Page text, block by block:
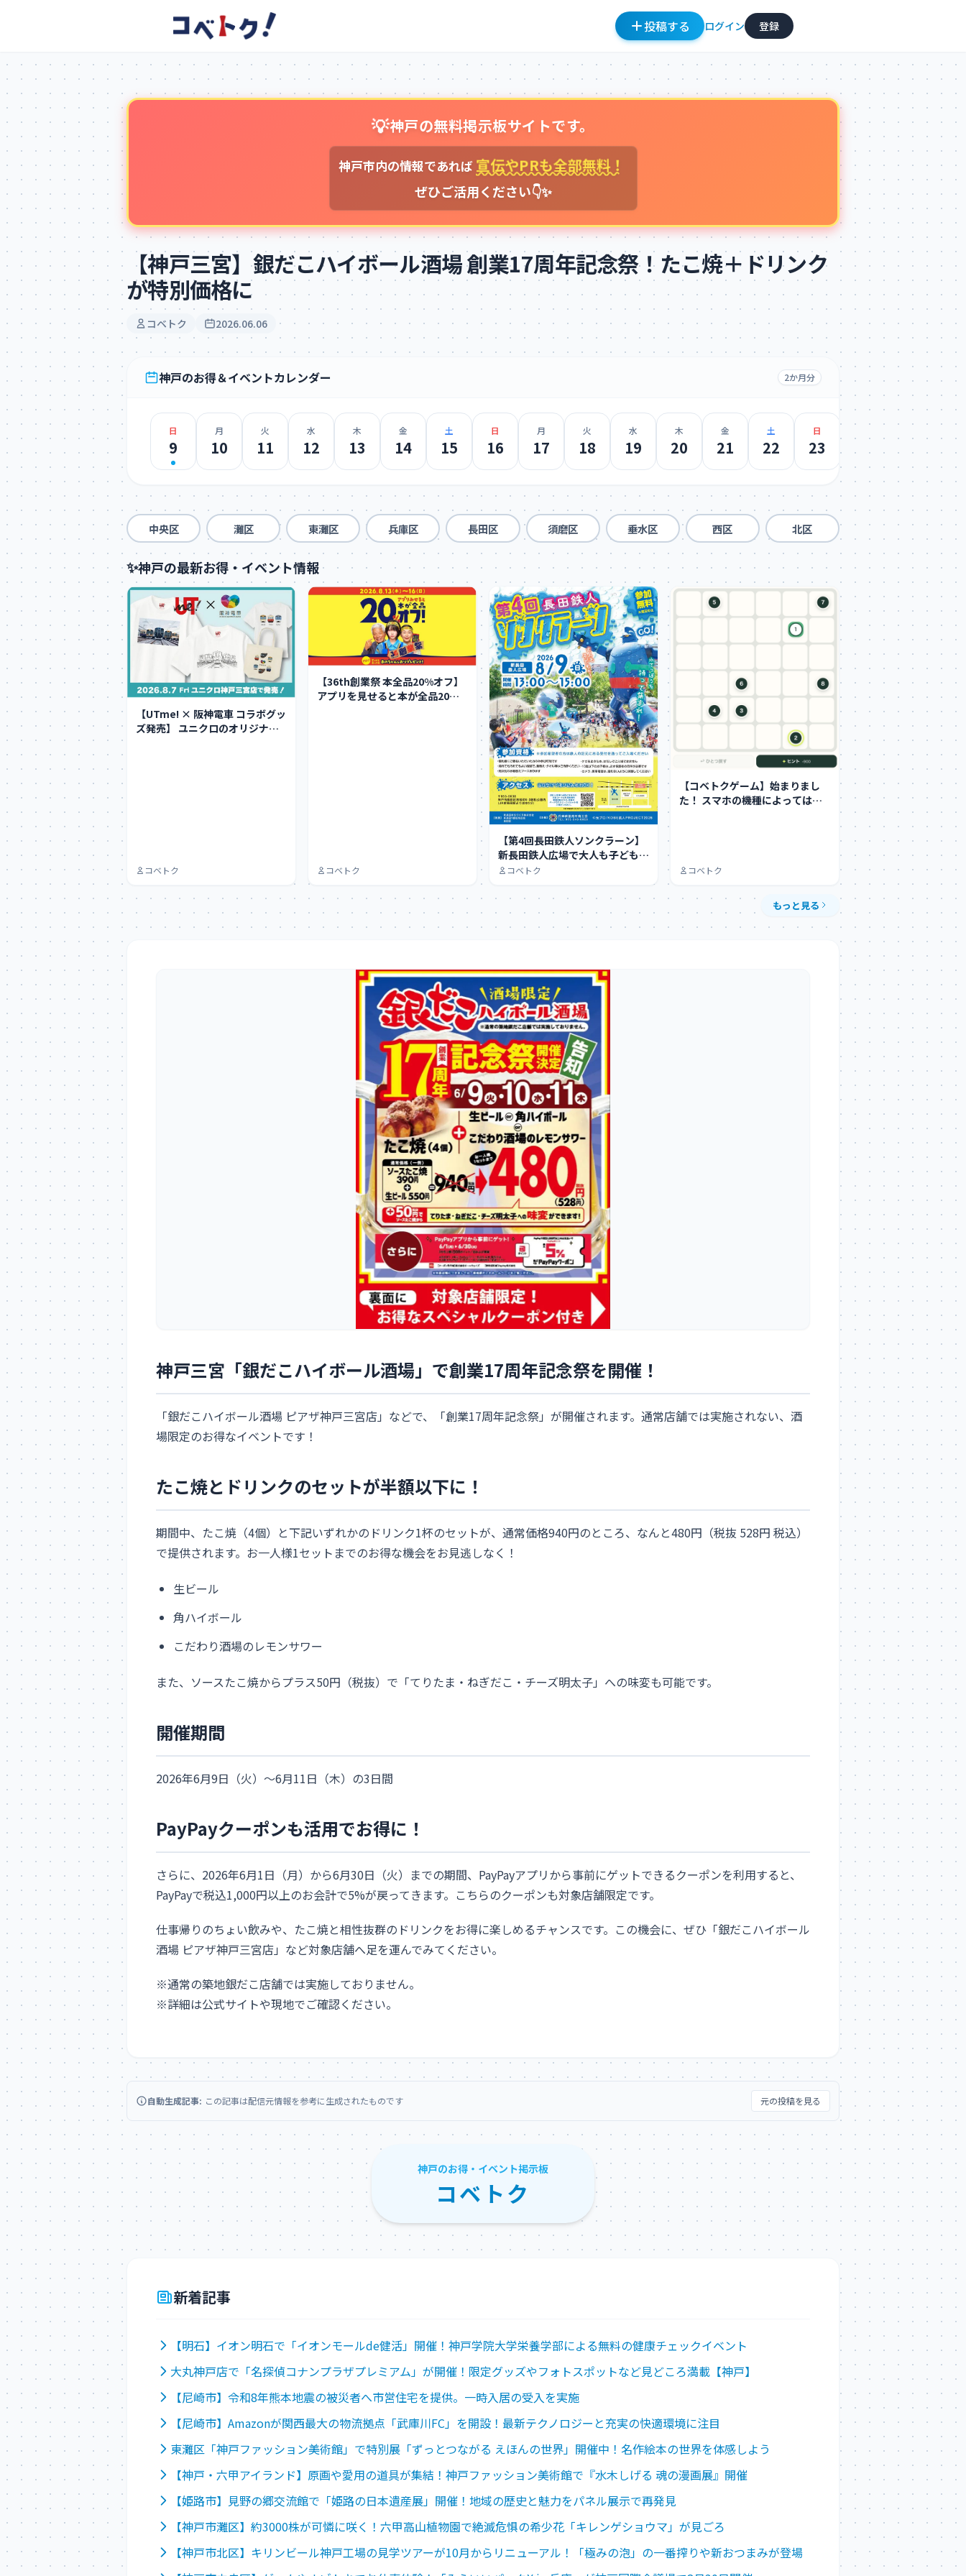
投稿する ログイン 登録
💡神戸の無料掲示板サイトです。
神戸市内の情報であれば 宣伝やPRも全部無料！
ぜひご活用ください👇✨
【神戸三宮】銀だこハイボール酒場 創業17周年記念祭！たこ焼＋ドリンク
が特別価格に
コベトク 2026.06.06
神戸のお得＆イベントカレンダー 2か月分
日
9
月
10
火
11
水
12
木
13
金
14
土
15
日
16
月
17
火
18
水
19
木
20
金
21
土
22
日
23 24 25 26
中央区 灘区 東灘区 兵庫区 長田区 須磨区 垂水区 西区 北区
✨神戸の最新お得・イベント情報
【UTme! × 阪神電車 コラボグッ
ズ発売】 ユニクロのオリジナルT
コベトク
【36th創業祭 本全品20%オフ】
アプリを見せると本が全品20%
コベトク
【第4回長田鉄人ソンクラーン】
新長田鉄人広場で大人も子どもも
大はしゃぎできる…
コベトク
【コベトクゲーム】始まりまし
た！ スマホの機種によってはち
コベトク
もっと見る
神戸三宮「銀だこハイボール酒場」で創業17周年記念祭を開催！
「銀だこハイボール酒場 ピアザ神戸三宮店」などで、「創業17周年記念祭」が開催されます。通常店舗では実施されない、酒
場限定のお得なイベントです！
たこ焼とドリンクのセットが半額以下に！
期間中、たこ焼（4個）と下記いずれかのドリンク1杯のセットが、通常価格940円のところ、なんと480円（税抜 528円 税込）
で提供されます。お一人様1セットまでのお得な機会をお見逃しなく！
生ビール
角ハイボール
こだわり酒場のレモンサワー
また、ソースたこ焼からプラス50円（税抜）で「てりたま・ねぎだこ・チーズ明太子」への味変も可能です。
開催期間
2026年6月9日（火）〜6月11日（木）の3日間
PayPayクーポンも活用でお得に！
さらに、2026年6月1日（月）から6月30日（火）までの期間、PayPayアプリから事前にゲットできるクーポンを利用すると、
PayPayで税込1,000円以上のお会計で5%が戻ってきます。こちらのクーポンも対象店舗限定です。
仕事帰りのちょい飲みや、たこ焼と相性抜群のドリンクをお得に楽しめるチャンスです。この機会に、ぜひ「銀だこハイボール
酒場 ピアザ神戸三宮店」など対象店舗へ足を運んでみてください。
※通常の築地銀だこ店舗では実施しておりません。
※詳細は公式サイトや現地でご確認ください。
自動生成記事: この記事は配信元情報を参考に生成されたものです 元の投稿を見る
神戸のお得・イベント掲示板
コベトク
新着記事
【明石】イオン明石で「イオンモールde健活」開催！神戸学院大学栄養学部による無料の健康チェックイベント
大丸神戸店で「名探偵コナンプラザプレミアム」が開催！限定グッズやフォトスポットなど見どころ満載【神戸】
【尼崎市】令和8年熊本地震の被災者へ市営住宅を提供。一時入居の受入を実施
【尼崎市】Amazonが関西最大の物流拠点「武庫川FC」を開設！最新テクノロジーと充実の快適環境に注目
東灘区「神戸ファッション美術館」で特別展「ずっとつながる えほんの世界」開催中！名作絵本の世界を体感しよう
【神戸・六甲アイランド】原画や愛用の道具が集結！神戸ファッション美術館で『水木しげる 魂の漫画展』開催
【姫路市】見野の郷交流館で「姫路の日本遺産展」開催！地域の歴史と魅力をパネル展示で再発見
【神戸市灘区】約3000株が可憐に咲く！六甲高山植物園で絶滅危惧の希少花「キレンゲショウマ」が見ごろ
【神戸市北区】キリンビール神戸工場の見学ツアーが10月からリニューアル！「極みの泡」の一番搾りや新おつまみが登場